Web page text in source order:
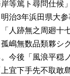
等篤ト尋問仕
治3年浜田県大
人跡無之周廻
嶋無数品類夥
今後「風浪平
宜下手先不取